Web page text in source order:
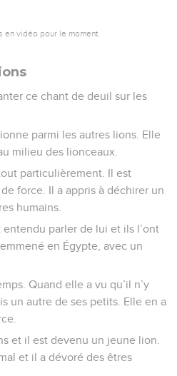
vidéo pour le moment.
ce chant de deuil sur les
parmi les autres lions. Elle
milieu des lionceaux.
particulièrement. Il est
force. Il a appris à déchirer un
humains.
parler de lui et ils l’ont
en Égypte, avec un
Quand elle a vu qu’il n’y
un autre de ses petits. Elle en a
et il est devenu un jeune lion.
et il a dévoré des êtres